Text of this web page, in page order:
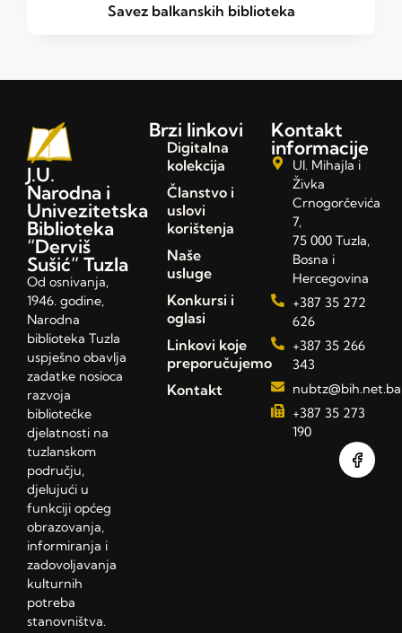
Savez balkanskih biblioteka
J.U.
Narodna i
Univezitetska
Biblioteka
“Derviš
Sušić” Tuzla
Od osnivanja,
1946. godine,
Narodna
biblioteka Tuzla
uspješno obavlja
zadatke nosioca
razvoja
bibliotečke
djelatnosti na
tuzlanskom
području,
djelujući u
funkciji općeg
obrazovanja,
informiranja i
zadovoljavanja
kulturnih
potreba
stanovništva.
Brzi linkovi
Digitalna
kolekcija
Članstvo i
uslovi
korištenja
Naše
usluge
Konkursi i
oglasi
Linkovi koje
preporučujemo
Kontakt
Kontakt
informacije
Ul. Mihajla i
Živka
Crnogorčevića
7,
75 000 Tuzla,
Bosna i
Hercegovina
+387 35 272
626
+387 35 266
343
nubtz@bih.net.ba
+387 35 273
190